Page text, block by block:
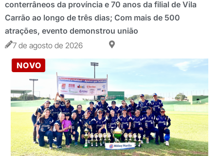
conterrâneos da província e 70 anos da filial de Vila
Carrão ao longo de três dias; Com mais de 500
atrações, evento demonstrou união
7 de agosto de 2026
NOVO